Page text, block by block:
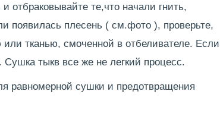
отбраковывайте те,что начали гнить,
появилась плесень ( см.фото ), проверьте,
тканью, смоченной в отбеливателе. Если
тыкв все же не легкий процесс.
равномерной сушки и предотвращения